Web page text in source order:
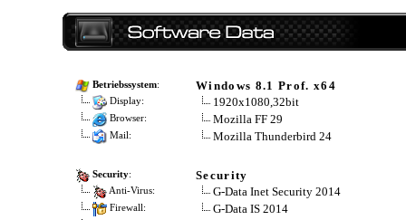
Betriebssystem: Windows 8.1 Prof. x64
Display: 1920x1080,32bit
Browser: Mozilla FF 29
Mail: Mozilla Thunderbird 24
Security: Security
Anti-Virus: G-Data Inet Security 2014
Firewall:
G-Data IS 2014